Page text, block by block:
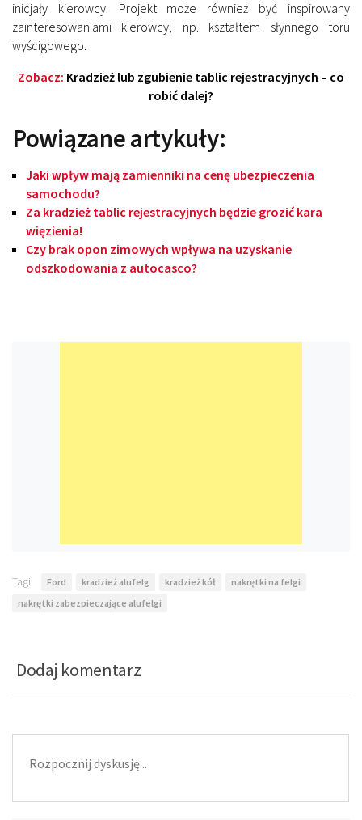
inicjały kierowcy. Projekt może również być inspirowany
zainteresowaniami kierowcy, np. kształtem słynnego toru
wyścigowego.
Zobacz: Kradzież lub zgubienie tablic rejestracyjnych – co
robić dalej?
Powiązane artykuły:
Jaki wpływ mają zamienniki na cenę ubezpieczenia
samochodu?
Za kradzież tablic rejestracyjnych będzie grozić kara
więzienia!
Czy brak opon zimowych wpływa na uzyskanie
odszkodowania z autocasco?
Tagi: Ford kradzież alufelg kradzież kół
nakrętki na felgi
nakrętki zabezpieczające alufelgi
Dodaj komentarz